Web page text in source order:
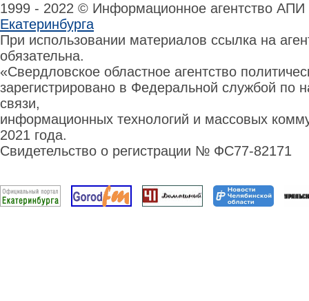
1999 - 2022 © Информационное агентство
Екатеринбурга
При использовании материалов ссылка на
обязательна.
«Свердловское областное агентство
зарегистрировано в Федеральной службой по
связи,
информационных технологий и массовых
2021 года.
Свидетельство о регистрации № ФС77-82171